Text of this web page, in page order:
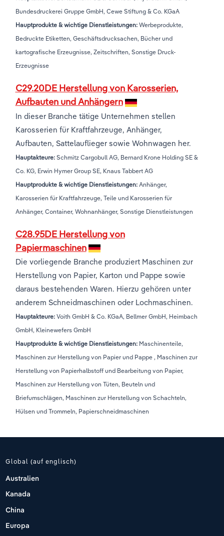
Bundesdruckerei Gruppe GmbH, Cewe Stiftung & Co. KGaA
Hauptprodukte & wichtige Dienstleistungen:Werbeprodukte,
Bedruckte Etiketten, Geschäftsdrucksachen, Bücher und
kartografische Erzeugnisse, Zeitschriften, Sonstige Druck-
Erzeugnisse
C29.20DE Herstellung von Karosserien,
Aufbauten und Anhängern
In dieser Branche tätige Unternehmen stellen
Karosserien für Kraftfahrzeuge, Anhänger,
Aufbauten, Sattelauflieger sowie Wohnwagen her.
Hauptakteure: Schmitz Cargobull AG, Bernard Krone Holding SE &
Co. KG, Erwin Hymer Group SE, Knaus Tabbert AG
Hauptprodukte & wichtige Dienstleistungen:Anhänger,
Karosserien für Kraftfahrzeuge, Teile und Karosserien für
Anhänger, Container, Wohnanhänger, Sonstige Dienstleistungen
C28.95DE Herstellung von
Papiermaschinen
Die vorliegende Branche produziert Maschinen zur
Herstellung von Papier, Karton und Pappe sowie
daraus bestehenden Waren. Hierzu gehören unter
anderem Schneidmaschinen oder Lochmaschinen.
Hauptakteure: Voith GmbH & Co. KGaA, Bellmer GmbH, Heimbach
GmbH, Kleinewefers GmbH
Hauptprodukte & wichtige Dienstleistungen:Maschinenteile,
Maschinen zur Herstellung von Papier und Pappe , Maschinen zur
Herstellung von Papierhalbstoff und Bearbeitung von Papier,
Maschinen zur Herstellung von Tüten, Beuteln und
Briefumschlägen, Maschinen zur Herstellung von Schachteln,
Hülsen und Trommeln, Papierschneidmaschinen
Global (auf englisch)
Australien
Kanada
China
Europa